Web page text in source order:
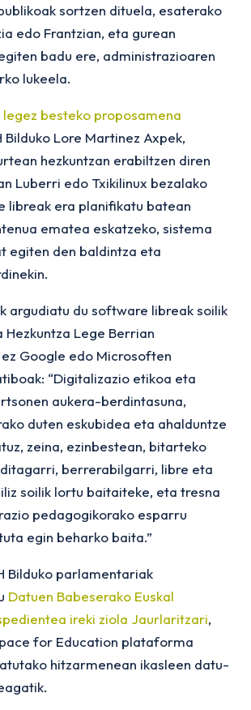
sortzen dituela, esaterako
edo Frantzian, eta gurean
badu ere, administrazioaren
lukeela.
legez besteko proposamena
Bilduko Lore Martinez Axpek,
hezkuntzan erabiltzen diren
Luberri edo Txikilinux bezalako
libreak era planifikatu batean
ematea eskatzeko, sistema
egiten den baldintza eta
argudiatu du software libreak soilik
Hezkuntza Lege Berrian
Google edo Microsoften
“Digitalizazio etikoa eta
aukera-berdintasuna,
duten eskubidea eta ahalduntze
zeina, ezinbestean, bitarteko
berrerabilgarri, libre eta
soilik lortu baitaiteke, eta tresna
pedagogikorako esparru
egin beharko baita.”
Bilduko parlamentariak
Datuen Babeserako Euskal
ireki ziola Jaurlaritzari,
for Education plataforma
hitzarmenean ikasleen datu-